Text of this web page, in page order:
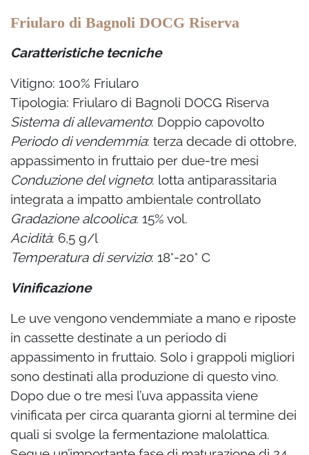
Friularo di Bagnoli DOCG Riserva
Caratteristiche tecniche
Vitigno: 100% Friularo
Tipologia: Friularo di Bagnoli DOCG Riserva
Sistema di allevamento: Doppio capovolto
Periodo di vendemmia: terza decade di ottobre,
appassimento in fruttaio per due-tre mesi
Conduzione del vigneto: lotta antiparassitaria
integrata a impatto ambientale controllato
Gradazione alcoolica: 15% vol.
Acidità: 6,5 g/l
Temperatura di servizio: 18°-20° C
Vinificazione
Le uve vengono vendemmiate a mano e riposte
in cassette destinate a un periodo di
appassimento in fruttaio. Solo i grappoli migliori
sono destinati alla produzione di questo vino.
Dopo due o tre mesi l’uva appassita viene
vinificata per circa quaranta giorni al termine dei
quali si svolge la fermentazione malolattica.